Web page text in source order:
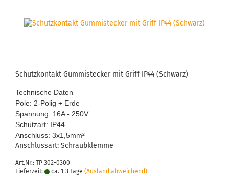
Schutz­kon­takt Gum­mi­ste­cker mit Griff IP44 (Schwarz)
Tech­ni­sche Daten
Pole: 2-​Polig + Erde
Span­nung: 16A - 250V
Schutz­art: IP44
An­schluss: 3x1,5mm²
An­schluss­art: Schraub­klem­me
Art.Nr.: TP 302-0300
Lieferzeit:
ca. 1-3 Tage (Ausland abweichend)